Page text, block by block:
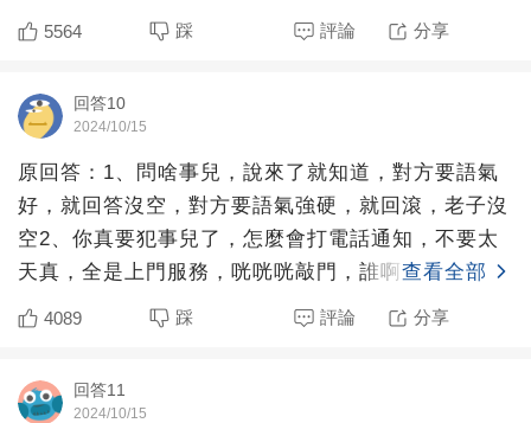
們附近，他說
5564 踩 評論 分享
回答10
2024/10/15
原回答：1、問啥事兒，說來了就知道，對方要語氣
好，就回答沒空，對方要語氣強硬，就回滾，老子沒
空2、你真要犯事兒了，怎麼會打電話通知，不要太
天真，全是上門服務，咣咣咣敲門，誰啊，物業，開
門直接被一群人按
查看全部
4089 踩 評論 分享
回答11
2024/10/15